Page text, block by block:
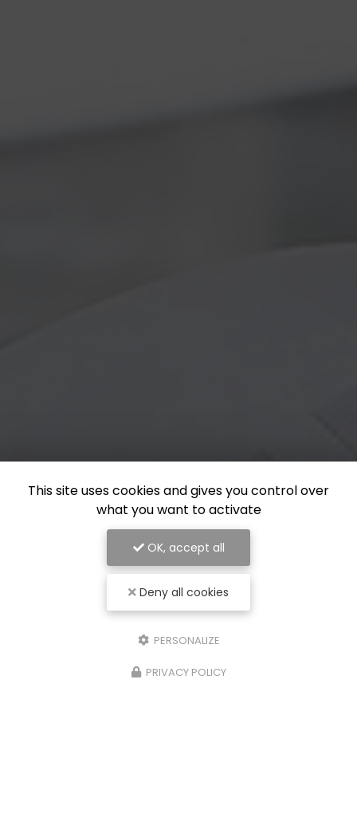
This site uses cookies and gives you control over
what you want to activate
OK, accept all
Deny all cookies
PERSONALIZE
PRIVACY POLICY